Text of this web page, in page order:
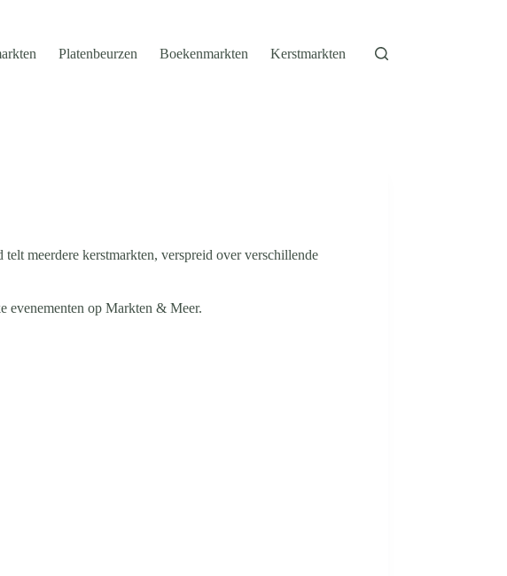
Platenbeurzen Boekenmarkten Kerstmarkten
meerdere kerstmarkten, verspreid over verschillende
evenementen op Markten & Meer.